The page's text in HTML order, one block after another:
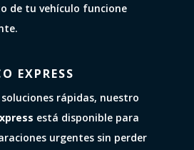
de tu vehículo funcione
EXPRESS
soluciones rápidas, nuestro
está disponible para
urgentes sin perder